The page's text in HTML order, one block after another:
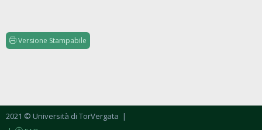
Versione Stampabile
2021 © Università di TorVergata |